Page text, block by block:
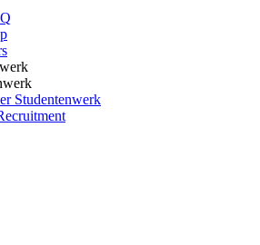
Studentenwerk